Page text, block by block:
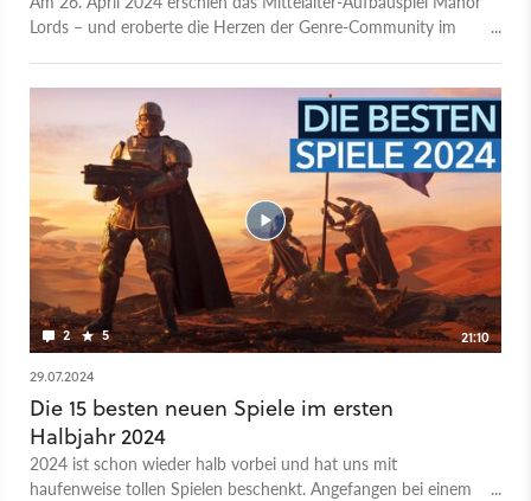
Lords – und eroberte die Herzen der Genre-Community im
Projekt produziert. Mit einem neuen Trailer lässt Entwickler
Greg Styczeń aka. Slavic Magic das Releasejahr nun ausklingen
und blickt auf die Ereignisse der vergangenen Monate zurück.
Unter anderem wechselte Manor Lords während dieser Zeit
vollständig auf die Unreal Engine 5, es gab neue Ressourcen
wie Salz und neue Tiere wie Schweine. Das kommende 4.
Update soll zudem zwei völlig neue Maps ins Spiel bringen.
2 5
21:10
29.07.2024
Die 15 besten neuen Spiele im ersten
Halbjahr 2024
2024 ist schon wieder halb vorbei und hat uns mit
haufenweise tollen Spielen beschenkt. Angefangen bei einem